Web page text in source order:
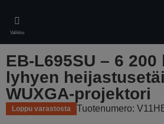
main
content
Valikko
EB-L695SU – 6 200
lyhyen
WUXGA-projektori
Loppu varastosta Tuotenumero: